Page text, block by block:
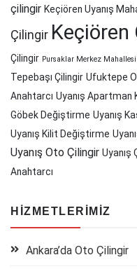
çilingir Keçiören Uyanış
Çilingir Keçiören
Çilingir Pursaklar Merkez
Tepebaşı Çilingir Ufuktepe
Anahtarcı Uyanış Apartman
Göbek Değiştirme Uyanış
Uyanış Kilit Değiştirme
Uyanış Oto Çilingir Uyanış
Anahtarcı
HIZMETLERIMIZ
Ankara’da Oto Çilingir